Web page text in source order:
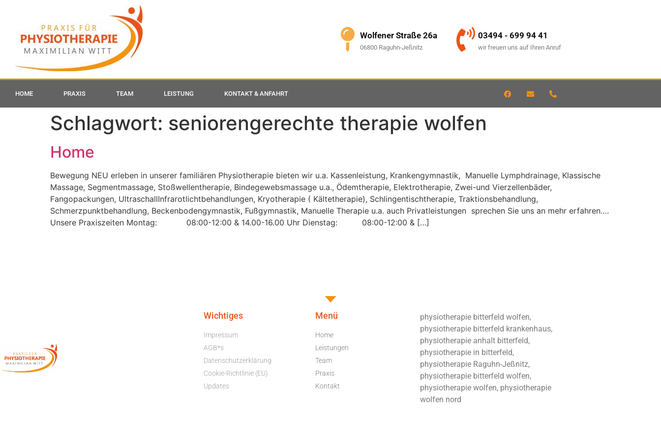
Wolfener Straße 26a
06800 Raguhn-Jeßnitz
03494 - 699 94 41
wir freuen uns auf Ihren Anruf
HOME PRAXIS TEAM LEISTUNG KONTAKT & ANFAHRT
Schlagwort: seniorengerechte therapie wolfen
Home
Bewegung NEU erleben in unserer familiären Physiotherapie bieten wir u.a. Kassenleistung, Krankengymnastik, Manuelle Lymphdrainage, Klassische
Massage, Segmentmassage, Stoßwellentherapie, Bindegewebsmassage u.a., Ödemtherapie, Elektrotherapie, Zwei-und Vierzellenbäder,
Fangopackungen, UltraschallInfrarotlichtbehandlungen, Kryotherapie ( Kältetherapie), Schlingentischtherapie, Traktionsbehandlung,
Schmerzpunktbehandlung, Beckenbodengymnastik, Fußgymnastik, Manuelle Therapie u.a. auch Privatleistungen sprechen Sie uns an mehr erfahren….
Unsere Praxiszeiten Montag: 08:00-12:00 & 14.00-16.00 Uhr Dienstag: 08:00-12:00 & […]
Wichtiges
Impressum
AGB*s
Datenschutzerklärung
Cookie-Richtlinie (EU)
Updates
Menü
Home
Leistungen
Team
Praxis
Kontakt
physiotherapie bitterfeld wolfen,
physiotherapie bitterfeld krankenhaus,
physiotherapie anhalt bitterfeld,
physiotherapie in bitterfeld,
physiotherapie Raguhn-Jeßnitz,
physiotherapie bitterfeld wolfen,
physiotherapie wolfen, physiotherapie
wolfen nord